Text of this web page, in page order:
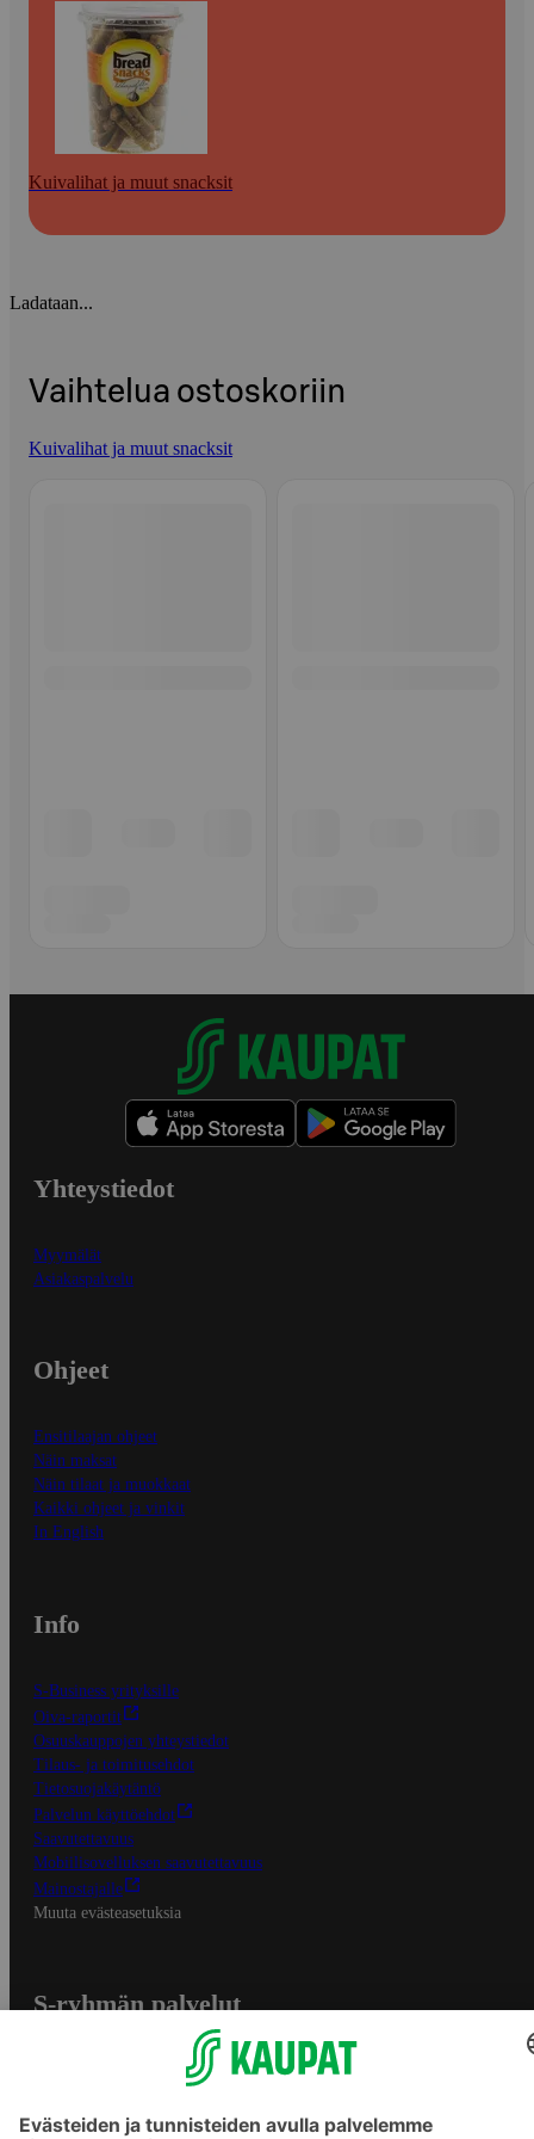
Kuivalihat ja muut snacksit
Ladataan...
Vaihtelua ostoskoriin
Kuivalihat ja muut snacksit
Yhteystiedot
Myymälät
Asiakaspalvelu
Ohjeet
Ensitilaajan ohjeet
Näin maksat
Näin tilaat ja muokkaat
Kaikki ohjeet ja vinkit
In English
Info
S-Business yrityksille
Oiva-raportit
Osuuskauppojen yhteystiedot
Tilaus- ja toimitusehdot
Tietosuojakäytäntö
Palvelun käyttöehdot
Saavutettavuus
Mobiilisovelluksen saavutettavuus
Mainostajalle
Muuta evästeasetuksia
S-ryhmän palvelut
Yhteishyvä Ruoka -sovellus